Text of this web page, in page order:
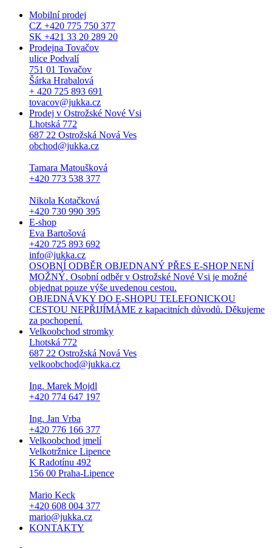
Mobilní prodej
CZ +420 775 750 377
SK +421 33 20 289 20
Prodejna Tovačov
ulice Podvalí
751 01 Tovačov
Šárka Hrabalová
+ 420 725 893 691
tovacov@jukka.cz
Prodej v Ostrožské Nové Vsi
Lhotská 772
687 22 Ostrožská Nová Ves
obchod@jukka.cz
Tamara Matoušková
+420 773 538 377
Nikola Kotačková
+420 730 990 395
E-shop
Eva Bartošová
+420 725 893 692
info@jukka.cz
OSOBNÍ ODBĚR OBJEDNANÝ PŘES E-SHOP NENÍ
MOŽNÝ. Osobní odběr v Ostrožské Nové Vsi je možné
objednat pouze výše uvedenou cestou.
OBJEDNÁVKY DO E-SHOPU TELEFONICKOU
CESTOU NEPŘIJÍMÁME z kapacitních důvodů. Děkujeme
za pochopení.
Velkoobchod stromky
Lhotská 772
687 22 Ostrožská Nová Ves
velkoobchod@jukka.cz
Ing. Marek Mojdl
+420 774 647 197
Ing. Jan Vrba
+420 776 166 377
Velkoobchod jmelí
Velkotržnice Lipence
K Radotínu 492
156 00 Praha-Lipence
Mario Keck
+420 608 004 377
mario@jukka.cz
KONTAKTY